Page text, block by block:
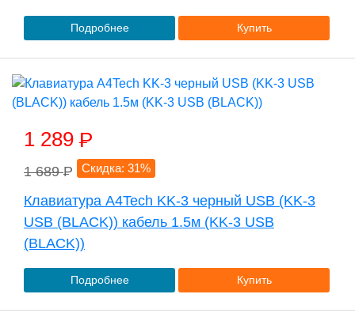
Подробнее Купить
1 289 P
1 689P Скидка: 31%
Клавиатура A4Tech KK-3 черный USB (KK-3
USB (BLACK)) кабель 1.5м (KK-3 USB
(BLACK))
Подробнее Купить